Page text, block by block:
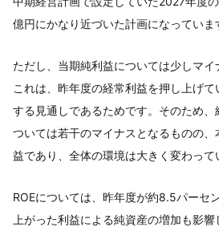
億円にかなり近づいた計画になっていま
ただし、当期純利益については少しマイ
これは、昨年度の経常利益を押し上げ
する見通しであるためです。そのため、
ついては若干のマイナスとなるものの
益であり、全体の環境は大きく変わって
ROEについては、昨年度が約8.5パーセ
上がった利益による純資産の増加も影